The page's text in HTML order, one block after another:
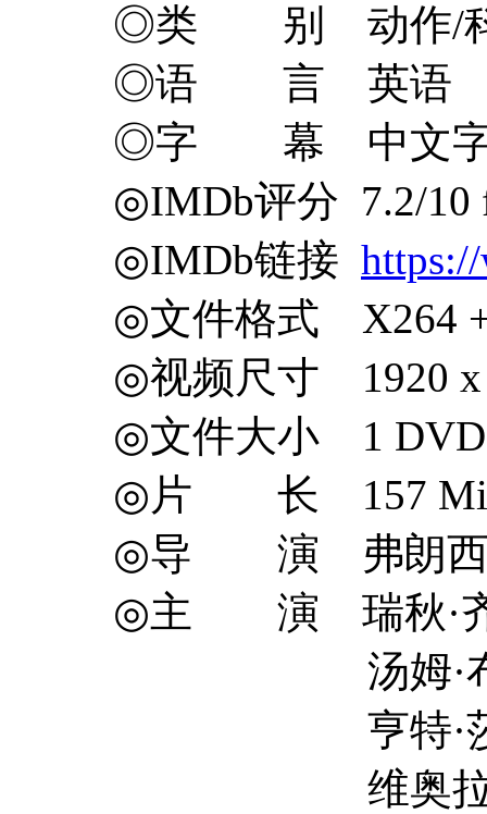
◎类 别 动作/科
◎语 言 英语
◎字 幕 中文
◎IMDb评分 7.2/10
◎IMDb链接
◎文件格式 X264
◎视频尺寸 1920 x
◎文件大小 1 DVD
◎片 长 157
◎导 演 弗朗西斯·
◎主 演 瑞秋·齐
汤姆·布莱
亨特·莎弗
维奥拉·戴